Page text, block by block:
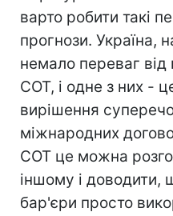
варто робити такі
прогнози. Україна,
немало переваг
СОТ, і одне з них -
вирішення
міжнародних
СОТ це можна
іншому і доводити,
бар'єри просто